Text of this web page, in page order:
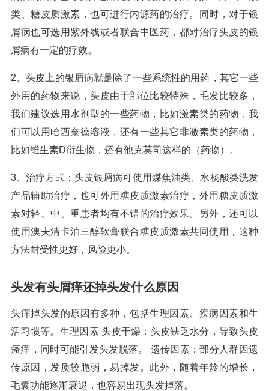
类、糖皮质激素，也可进行内源药的治疗。同时，对于银
屑病也可选用紫外线或者联合中医药，都对治疗头皮的银
屑病有一定的疗效。
2、头皮上的银屑病就是除了一些系统性的用药，其它一些
外用的药物来说，头皮由于部位比较特殊，毛发比较多，
我们建议选用水剂型的一些药物，比如激素类的药物，我
们可以用哈西奈德溶液，还有一些其它非激素类的药物，
比如维生素D衍生物，还有他克莫司这样的（药物）。
3、治疗方式：头皮银屑病可使用煤焦油类、水杨酸类洗发
产品辅助治疗，也可外用糖皮质激素治疗，外用糖皮质激
素对轻、中、重患者均有不错的治疗效果。另外，还可以
使用澳夫清卡泊三醇软膏联合糖皮质激素共同使用，这种
方法耐受性更好，风险更小。
头发有头屑痒还掉头发什么原因
头痒掉头发的原因有多种，包括生理因素、疾病因素和生
活习惯等。生理因素 头皮干燥：头皮缺乏水分，导致头皮
瘙痒，同时可能引发头发脱落。 遗传因素：部分人群因遗
传原因，发质较脆弱，易掉发。此外，随着年龄的增长，
毛囊功能逐渐衰退，也容易出现头发掉落。